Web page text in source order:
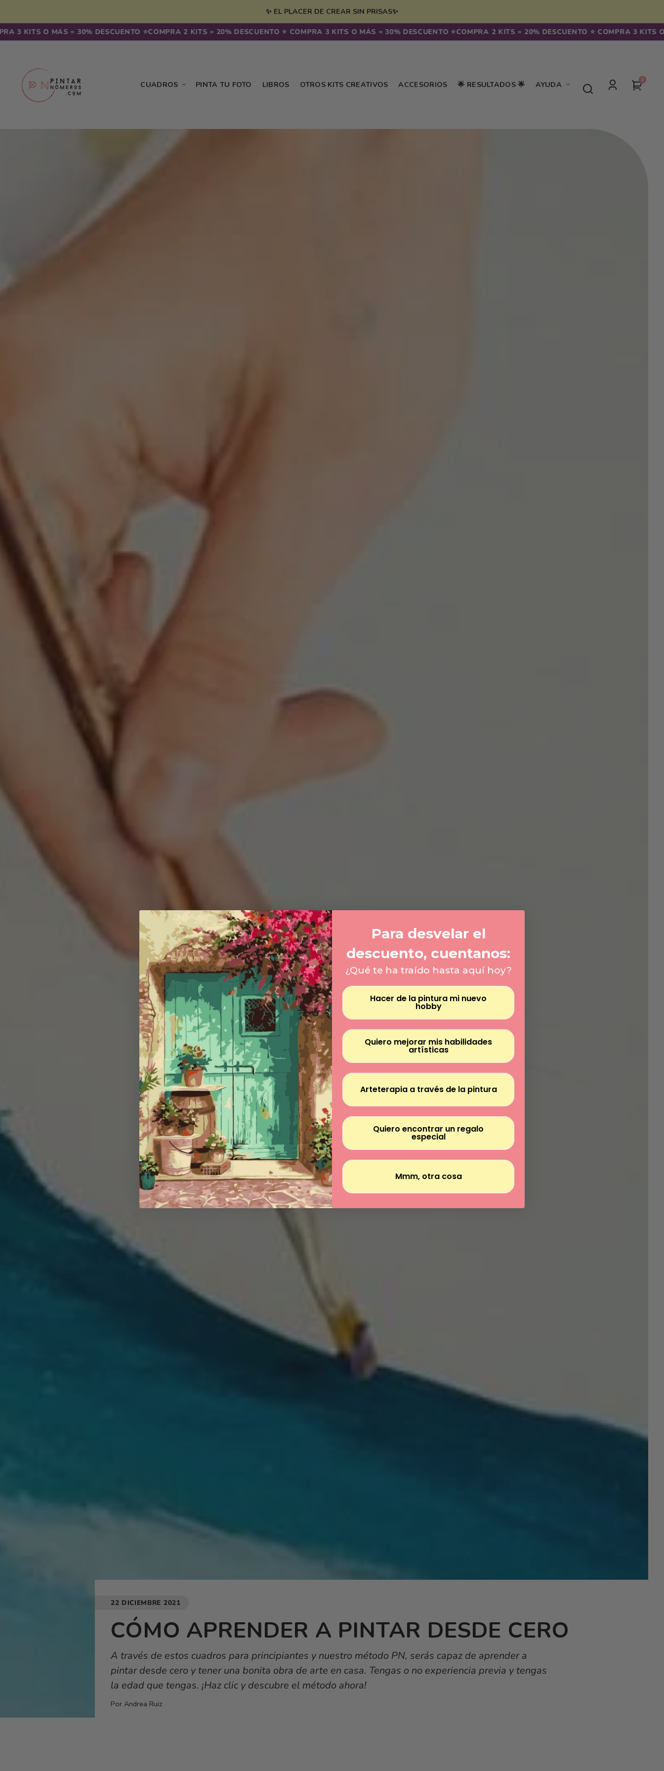
✨ EL PLACER DE CREAR SIN PRISAS✨
3 KITS O MÁS = 30% DESCUENTO ⭐️COMPRA 2 KITS = 20% DESCUENTO ⭐️ COMPRA 3 KITS O MÁS = 30% DESCUENTO ⭐️COMPRA 2 KITS = 20% DESCUENTO ⭐️ COMPRA 3 KITS O
CUADROS PINTA TU FOTO LIBROS OTROS KITS CREATIVOS ACCESORIOS 🌟 RESULTADOS 🌟 AYUDA
Iniciar
Tu
00
22 DICIEMBRE 2021
CÓMO APRENDER A PINTAR DESDE CERO
A través de estos cuadros para principiantes y nuestro método PN, serás capaz de aprender a
pintar desde cero y tener una bonita obra de arte en casa. Tengas o no experiencia previa y tengas
la edad que tengas. ¡Haz clic y descubre el método ahora!
Por Andrea Ruiz
Para desvelar el
descuento, cuentanos:
¿Qué te ha traído hasta aquí hoy?
Hacer de la pintura mi nuevo
hobby
Quiero mejorar mis habilidades
artísticas
Arteterapia a través de la pintura
Quiero encontrar un regalo
especial
Mmm, otra cosa